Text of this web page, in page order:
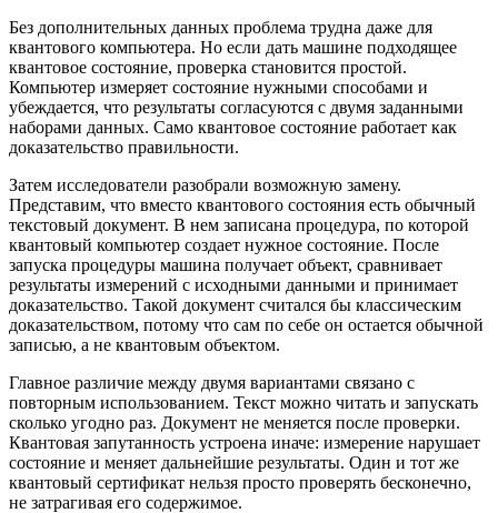
Без дополнительных данных проблема трудна даже для
квантового компьютера. Но если дать машине подходящее
квантовое состояние, проверка становится простой.
Компьютер измеряет состояние нужными способами и
убеждается, что результаты согласуются с двумя заданными
наборами данных. Само квантовое состояние работает как
доказательство правильности.
Затем исследователи разобрали возможную замену.
Представим, что вместо квантового состояния есть обычный
текстовый документ. В нем записана процедура, по которой
квантовый компьютер создает нужное состояние. После
запуска процедуры машина получает объект, сравнивает
результаты измерений с исходными данными и принимает
доказательство. Такой документ считался бы классическим
доказательством, потому что сам по себе он остается обычной
записью, а не квантовым объектом.
Главное различие между двумя вариантами связано с
повторным использованием. Текст можно читать и запускать
сколько угодно раз. Документ не меняется после проверки.
Квантовая запутанность устроена иначе: измерение нарушает
состояние и меняет дальнейшие результаты. Один и тот же
квантовый сертификат нельзя просто проверять бесконечно,
не затрагивая его содержимое.